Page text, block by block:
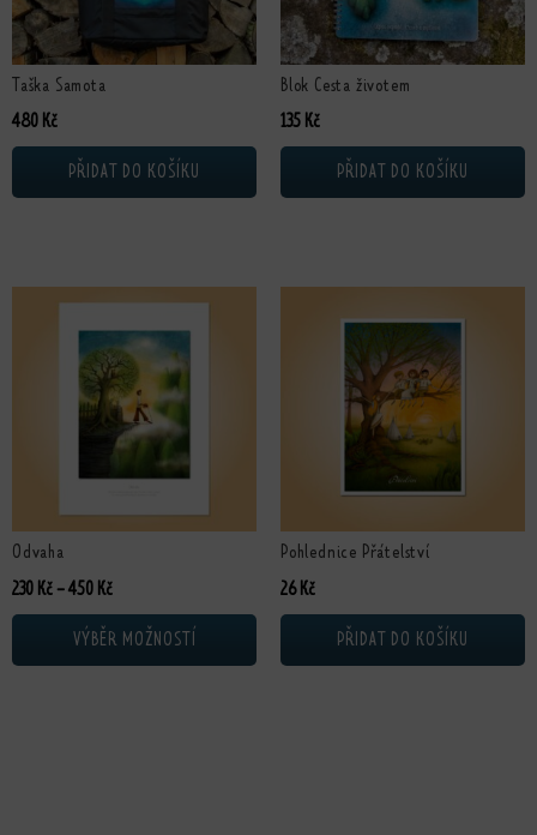
Taška Samota
480 Kč
PŘIDAT DO KOŠÍKU
Blok Cesta životem
135 Kč
PŘIDAT DO KOŠÍKU
Odvaha
230 Kč –450 KčRozpětí cen: 230 Kč až 450 Kč
VÝBĚR MOŽNOSTÍ
Tento produkt má více variant. Možnosti lze vybrat na stránce produktu
Pohlednice Přátelství
26 Kč
PŘIDAT DO KOŠÍKU